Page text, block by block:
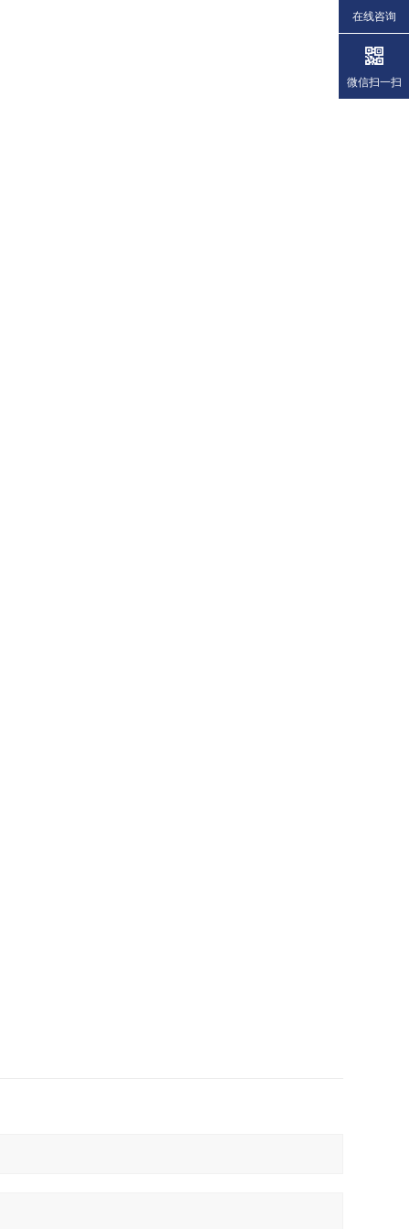
在线咨询
微信扫一扫